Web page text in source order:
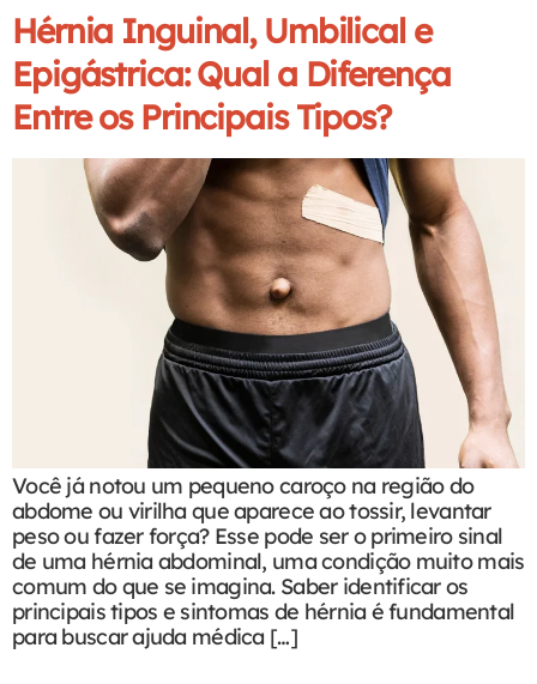
Hérnia Inguinal, Umbilical e
Epigástrica: Qual a Diferença
Entre os Principais Tipos?
Você já notou um pequeno caroço na região do
abdome ou virilha que aparece ao tossir, levantar
peso ou fazer força? Esse pode ser o primeiro sinal
de uma hérnia abdominal, uma condição muito mais
comum do que se imagina. Saber identificar os
principais tipos e sintomas de hérnia é fundamental
para buscar ajuda médica […]